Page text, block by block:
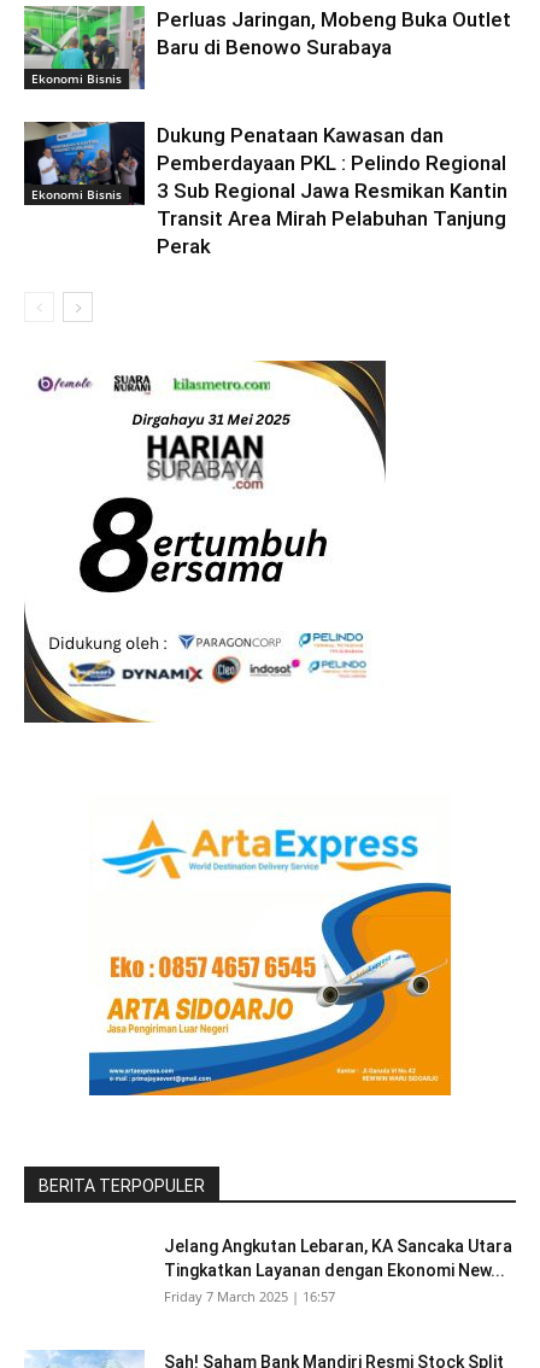
Ekonomi Bisnis
Perluas Jaringan, Mobeng Buka Outlet
Baru di Benowo Surabaya
Ekonomi Bisnis
Dukung Penataan Kawasan dan
Pemberdayaan PKL : Pelindo Regional
3 Sub Regional Jawa Resmikan Kantin
Transit Area Mirah Pelabuhan Tanjung
Perak
BERITA TERPOPULER
Jelang Angkutan Lebaran, KA Sancaka Utara
Tingkatkan Layanan dengan Ekonomi New...
Friday 7 March 2025 | 16:57
Sah! Saham Bank Mandiri Resmi Stock Split